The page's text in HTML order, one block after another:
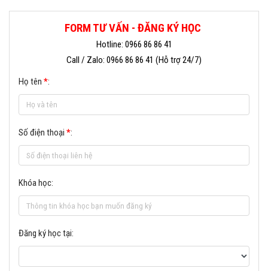
FORM TƯ VẤN - ĐĂNG KÝ HỌC
Hotline: 0966 86 86 41
Call / Zalo: 0966 86 86 41 (Hỗ trợ 24/7)
Họ tên *:
Số điện thoại *:
Khóa học:
Đăng ký học tại: